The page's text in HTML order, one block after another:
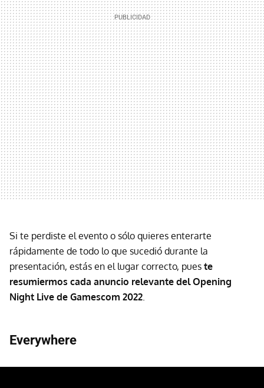
Si te perdiste el evento o sólo quieres enterarte
rápidamente de todo lo que sucedió durante la
presentación, estás en el lugar correcto, pues te
resumiermos cada anuncio relevante del Opening
Night Live de Gamescom 2022
Everywhere